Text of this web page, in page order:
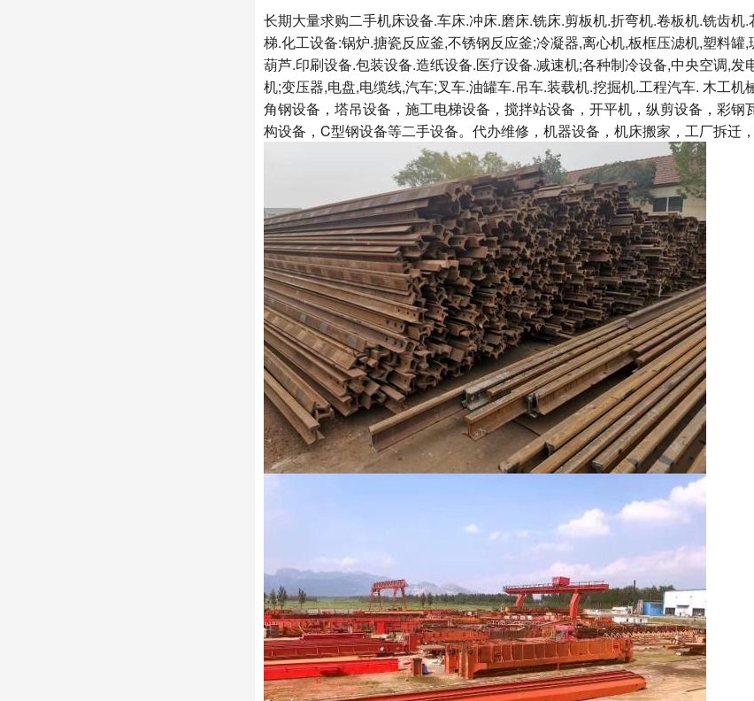
长期大量求购二手机床设备.车床.冲床.磨床.铣床.剪板机.折弯机.卷板机.铣齿机
梯.化工设备:锅炉.搪瓷反应釜,不锈钢反应釜;冷凝器,离心机,板框压滤机,塑料罐
葫芦.印刷设备.包装设备.造纸设备.医疗设备.减速机;各种制冷设备,中央空调,发
机;变压器,电盘,电缆线,汽车;叉车.油罐车.吊车.装载机.挖掘机.工程汽车. 木工机
角钢设备，塔吊设备，施工电梯设备，搅拌站设备，开平机，纵剪设备，彩钢
构设备，C型钢设备等二手设备。代办维修，机器设备，机床搬家，工厂拆迁